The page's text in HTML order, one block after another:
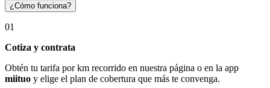
¿Cómo funciona?
01
Cotiza y contrata
Obtén tu tarifa por km recorrido en nuestra página o en la app
miituo y elige el plan de cobertura que más te convenga.